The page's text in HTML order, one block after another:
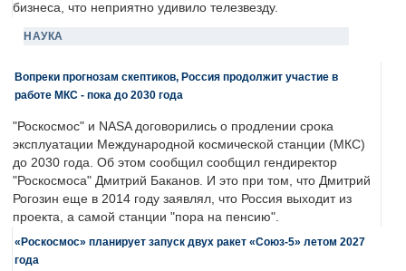
бизнеса, что неприятно удивило телезвезду.
НАУКА
Вопреки прогнозам скептиков, Россия продолжит участие в
работе МКС - пока до 2030 года
"Роскосмос" и NASA договорились о продлении срока
эксплуатации Международной космической станции (МКС)
до 2030 года. Об этом сообщил сообщил гендиректор
"Роскосмоса" Дмитрий Баканов. И это при том, что Дмитрий
Рогозин еще в 2014 году заявлял, что Россия выходит из
проекта, а самой станции "пора на пенсию".
«Роскосмос» планирует запуск двух ракет «Союз-5» летом 2027
года